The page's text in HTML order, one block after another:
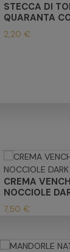
STECCA DI
QUARANTA
2,20 €
CREMA
NOCCIOLE
7,50 €